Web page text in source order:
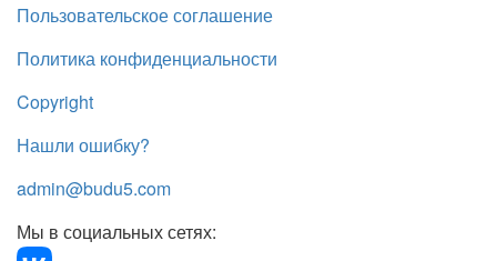
Пользовательское соглашение
Политика конфиденциальности
Copyright
Нашли ошибку?
admin@budu5.com
Мы в социальных сетях: